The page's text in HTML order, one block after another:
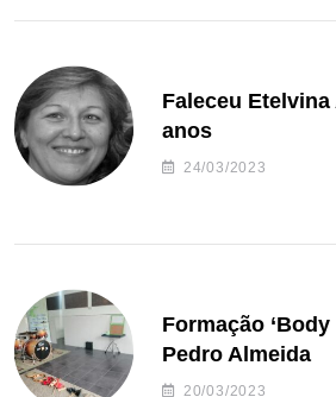
Faleceu
anos
24/03/2023
Formação
Pedro Almeida
20/03/2023